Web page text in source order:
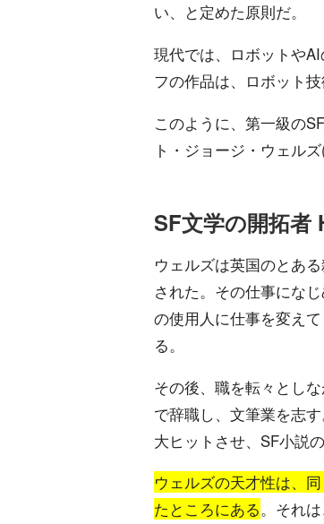
い、と定めた原則だ。
現代では、ロボットや
フの作品は、ロボット
このように、第一級の
ト・ジョージ・ウェル
SF文学の開拓者
ウェルズは英国のとあ
された。その仕事にな
の使用人に仕事を変え
る。
その後、職を転々とし
で辞職し、文筆業を志す
大ヒットさせ、SF小説
ウェルズの天才性は、
たところにある。それ